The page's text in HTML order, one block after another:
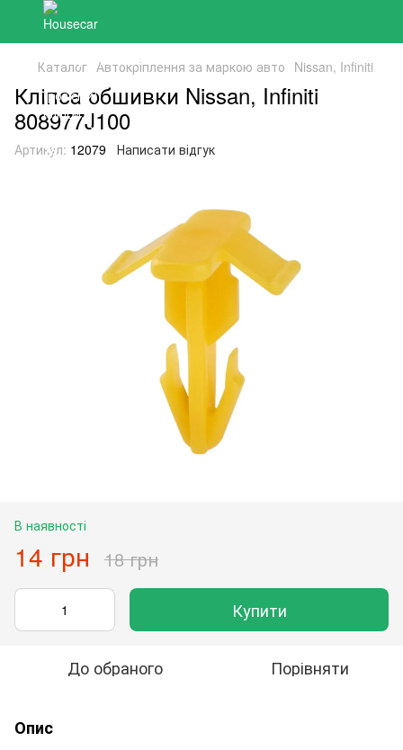
Каталог Автокріплення за маркою авто Nissan, Infiniti
Кліпса обшивки Nissan, Infiniti
808977J100
Артикул: 12079 Написати відгук
В наявності
14 грн 18 грн
Купити
До обраного Порівняти
Опис